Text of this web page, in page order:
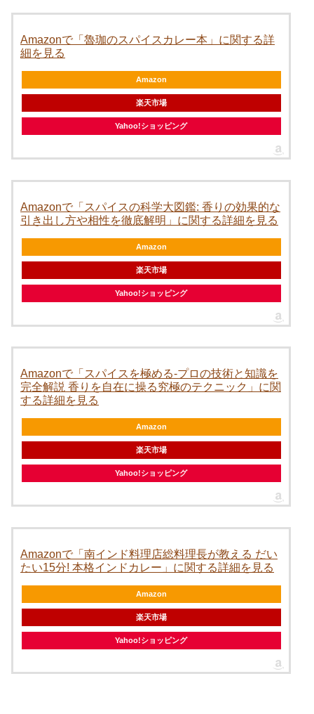
Amazonで「魯珈のスパイスカレー本」に関する詳
細を見る
Amazon
楽天市場
Yahoo!ショッピング
Amazonで「スパイスの科学大図鑑: 香りの効果的な
引き出し方や相性を徹底解明」に関する詳細を見る
Amazon
楽天市場
Yahoo!ショッピング
Amazonで「スパイスを極める-プロの技術と知識を
完全解説 香りを自在に操る究極のテクニック」に関
する詳細を見る
Amazon
楽天市場
Yahoo!ショッピング
Amazonで「南インド料理店総料理長が教える だい
たい15分! 本格インドカレー」に関する詳細を見る
Amazon
楽天市場
Yahoo!ショッピング